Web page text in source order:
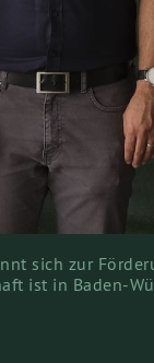
sich zur
ist in Baden-